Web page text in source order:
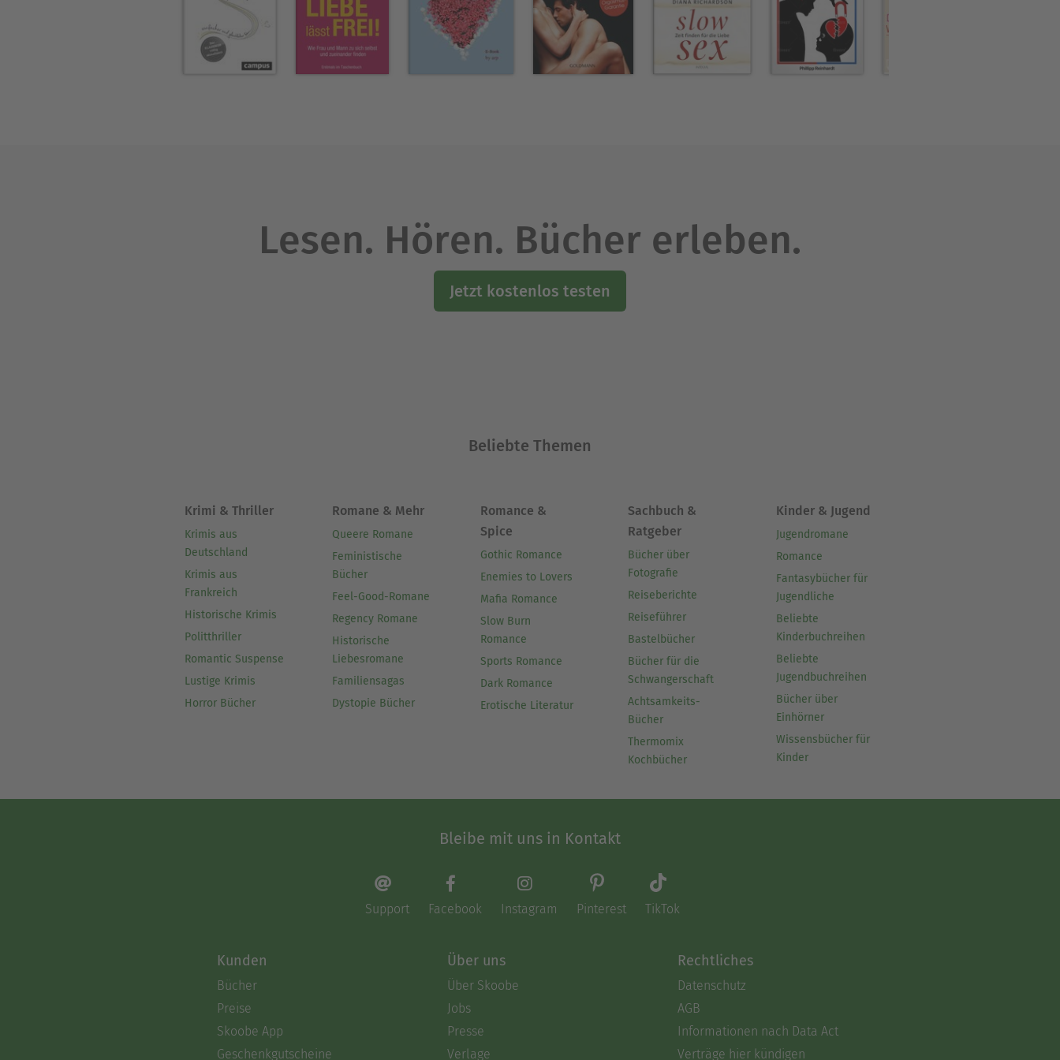
Minimalismus als Ihr ganz persönliches Lebenskonzept in die Tat um. Anwendungserprobte Tipps helfen
Ihnen, mit Spaß bei der Sache zu bleiben und häufige Fehler zu vermeiden. Worauf warten Sie noch? Sie
können sofort starten, aktiv werden und wieder die Kontrolle über Ihr Leben zurückgewinnen – nach
Lesen. Hören. Bücher erleben.
Jetzt kostenlos testen
Beliebte Themen
Krimi & Thriller
Krimis aus
Deutschland
Krimis aus
Frankreich
Historische Krimis
Politthriller
Romantic Suspense
Lustige Krimis
Horror Bücher
Romane & Mehr
Queere Romane
Feministische
Bücher
Feel-Good-Romane
Regency Romane
Historische
Liebesromane
Familiensagas
Dystopie Bücher
Romance &
Spice
Gothic Romance
Enemies to Lovers
Mafia Romance
Slow Burn
Romance
Sports Romance
Dark Romance
Erotische Literatur
Sachbuch &
Ratgeber
Bücher über
Fotografie
Reiseberichte
Reiseführer
Bastelbücher
Bücher für die
Schwangerschaft
Achtsamkeits-
Bücher
Thermomix
Kochbücher
Kinder & Jugend
Jugendromane
Romance
Fantasybücher für
Jugendliche
Beliebte
Kinderbuchreihen
Beliebte
Jugendbuchreihen
Bücher über
Einhörner
Wissensbücher für
Kinder
Bleibe mit uns in Kontakt
Support Facebook Instagram Pinterest TikTok
Kunden
Bücher
Preise
Skoobe App
Geschenkgutscheine
Über uns
Über Skoobe
Jobs
Presse
Verlage
Rechtliches
Datenschutz
AGB
Informationen nach Data Act
Verträge hier kündigen